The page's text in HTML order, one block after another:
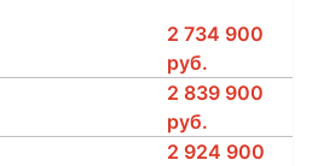
2 734 900
руб.
2 839 900
руб.
2 924 900